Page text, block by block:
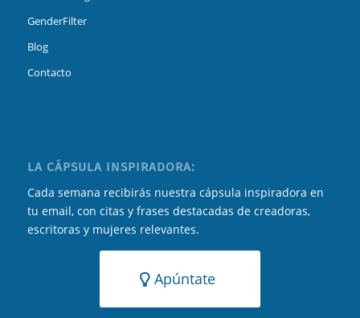
GenderFilter
Blog
Contacto
LA CÁPSULA INSPIRADORA:
Cada semana recibirás nuestra cápsula inspiradora en
tu email, con citas y frases destacadas de creadoras,
escritoras y mujeres relevantes.
Apúntate